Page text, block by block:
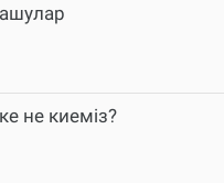
не киеміз?